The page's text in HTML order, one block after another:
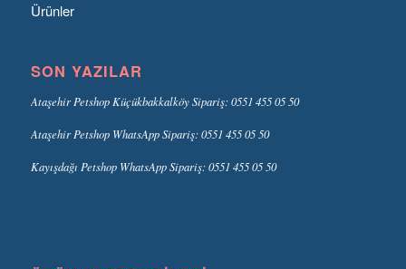
Ürünler
SON YAZILAR
Ataşehir Petshop Küçükbakkalköy Sipariş: 0551 455 05 50
Ataşehir Petshop WhatsApp Sipariş: 0551 455 05 50
Kayışdağı Petshop WhatsApp Sipariş: 0551 455 05 50